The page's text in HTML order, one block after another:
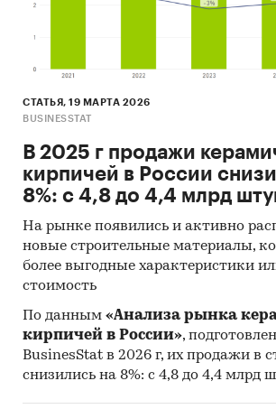
СТАТЬЯ, 19 МАРТА 2026
BUSINESSTAT
В 2025 г продажи
кирпичей в России
8%: с 4,8 до 4,4 млрд
На рынке появились и активно
новые строительные материалы,
более выгодные характеристики
стоимость
По данным «Анализа рынка
кирпичей в России»,
BusinesStat в 2026 г, их продажи в
снизились на 8%: с 4,8 до 4,4 млрд